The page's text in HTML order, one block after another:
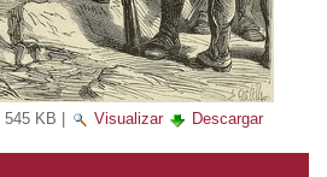
545 KB Visualizar Descargar